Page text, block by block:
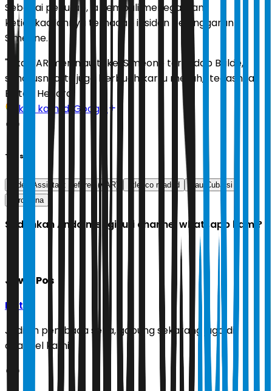
Sebagai penutup, ia kembali menegaskan
ketidakadilannya terhadap insiden pelanggaran
Simeone.
"Jika VAR meninjau tekel Simeone terhadap Balde,
seharusnya itu juga berbuah kartu merah," tegasnya.
Editor: Hendra
Ikuti kami di Google
Tags
Video Assistant Referee (VAR) atletico madrid
Pau Cubarsi
barcelona
Sudahkah Anda mengikuti channel whatsapp kami?
Jawa Pos
Ikuti
Jadilah pembaca setia, gabung sekarang juga di
channel kami!